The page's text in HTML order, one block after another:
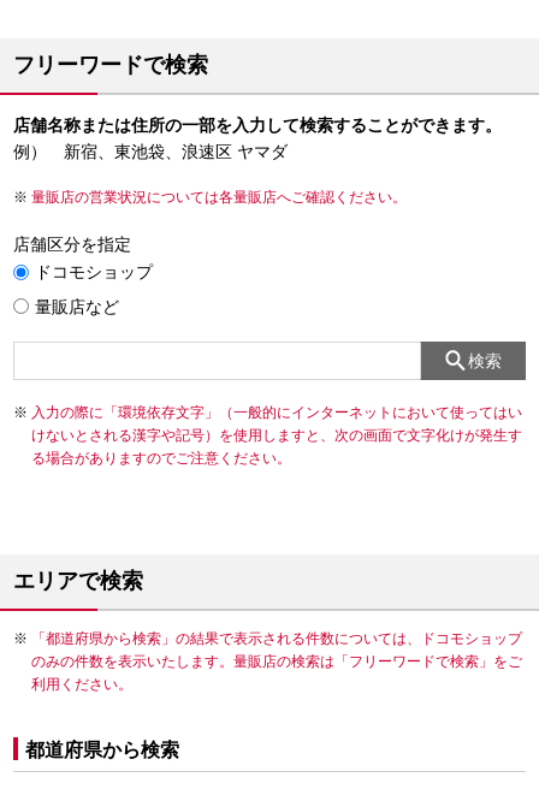
フリーワードで検索
店舗名称または住所の一部を入力して検索することができます。
例） 新宿、東池袋、浪速区 ヤマダ
量販店の営業状況については各量販店へご確認ください。
店舗区分を指定
ドコモショップ
量販店など
検索
入力の際に「環境依存文字」（一般的にインターネットにおいて使ってはい
けないとされる漢字や記号）を使用しますと、次の画面で文字化けが発生す
る場合がありますのでご注意ください。
エリアで検索
「都道府県から検索」の結果で表示される件数については、ドコモショップ
のみの件数を表示いたします。量販店の検索は「フリーワードで検索」をご
利用ください。
都道府県から検索